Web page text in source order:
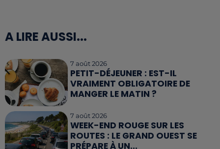
A LIRE AUSSI...
7 août 2026
PETIT-DÉJEUNER : EST-IL
VRAIMENT OBLIGATOIRE DE
MANGER LE MATIN ?
7 août 2026
WEEK-END ROUGE SUR LES
ROUTES : LE GRAND OUEST SE
PRÉPARE À UN...